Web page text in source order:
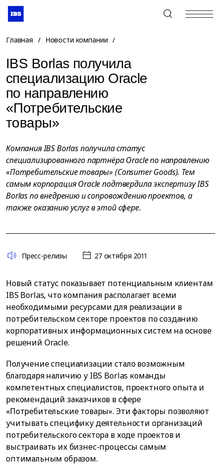
+7 (495) 967-80-80
Главная / Новости компании /
IBS Borlas получила
специализацию Oracle
по направлению
«Потребительские
товары»
Компания IBS Borlas получила статус
специализированного партнёра Oracle по направлению
«Потребительские товары» (Consumer Goods). Тем
самым корпорация Oracle подтвердила экспертизу IBS
Borlas по внедрению и сопровождению проектов, а
также оказанию услуг в этой сфере.
Пресс-релизы 27 октября 2011
Новый статус показывает потенциальным клиентам
IBS Borlas, что компания располагает всеми
необходимыми ресурсами для реализации в
потребительском секторе проектов по созданию
корпоративных информационных систем на основе
решений Oracle.
Получение специализации стало возможным
благодаря наличию у IBS Borlas команды
компетентных специалистов, проектного опыта и
рекомендаций заказчиков в сфере
«Потребительские товары». Эти факторы позволяют
учитывать специфику деятельности организаций
потребительского сектора в ходе проектов и
выстраивать их бизнес-процессы самым
оптимальным образом.